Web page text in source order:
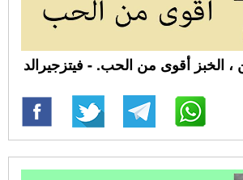
الخبز أقوى من الحب. - فيتزجيرالد